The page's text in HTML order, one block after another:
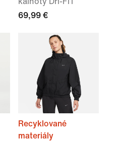
69,99 €
Recyklované
materiály